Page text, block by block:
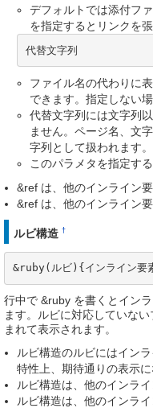
デフォルトでは添付フ
を指定するとリンクを張
代替文字列
ファイル名の代わりに
できます。指定しない
代替文字列には文字列
ません。ページ名、文
字列として扱われます。
このパラメタを指定す
&ref は、他のインライン
&ref は、他のインライン
ルビ構造 †
&ruby(ルビ){インライン要
行中で &ruby を書くとイン
ます。ルビに対応していな
まれて表示されます。
ルビ構造のルビにはイン
特性上、期待通りの表示に
ルビ構造は、他のインラ
ルビ構造は、他のインラ